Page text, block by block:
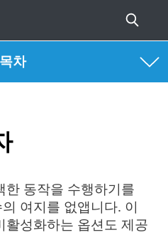
차
한 동작을 수행하기를
여지를 없앱니다. 이
활성화하는 옵션도 제공